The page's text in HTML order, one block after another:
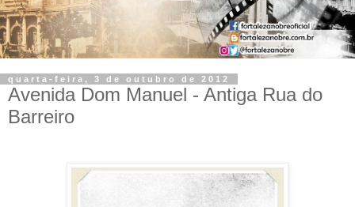
quarta-feira, 3 de outubro de 2012
Avenida Dom Manuel - Antiga Rua do
Barreiro